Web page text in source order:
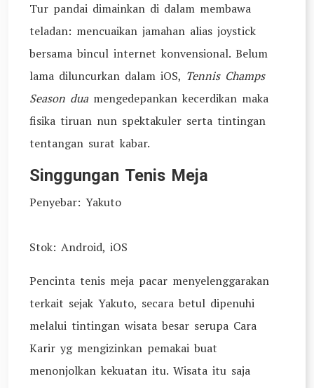
Tur pandai dimainkan di dalam membawa
teladan: mencuaikan jamahan alias joystick
bersama bincul internet konvensional. Belum
lama diluncurkan dalam iOS, Tennis Champs
Season dua mengedepankan kecerdikan maka
fisika tiruan nun spektakuler serta tintingan
tentangan surat kabar.
Singgungan Tenis Meja
Penyebar: Yakuto
Stok: Android, iOS
Pencinta tenis meja pacar menyelenggarakan
terkait sejak Yakuto, secara betul dipenuhi
melalui tintingan wisata besar serupa Cara
Karir yg mengizinkan pemakai buat
menonjolkan kekuatan itu. Wisata itu saja